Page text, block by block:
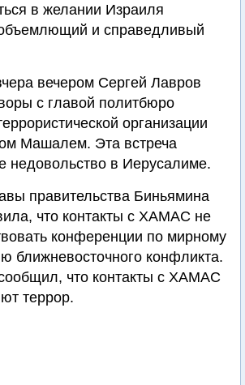
в желании Израиля
и справедливый
вечером Сергей Лавров
с главой политбюро
организации
Машалем. Эта встреча
недовольство в Иерусалиме.
правительства Биньямина
что контакты с ХАМАС не
конференции по мирному
ближневосточного конфликта.
что контакты с ХАМАС
террор.